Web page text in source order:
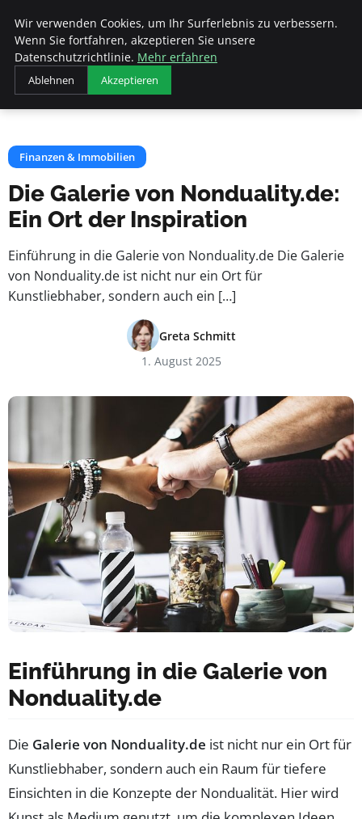
Veranstaltungen
Fds
Startseite
Finanzen & Immobilien
Die Galerie von Nonduality.de: Ein Ort der Inspiration
Finanzen & Immobilien
Die Galerie von Nonduality.de:
Ein Ort der Inspiration
Einführung in die Galerie von Nonduality.de Die Galerie
von Nonduality.de ist nicht nur ein Ort für
Kunstliebhaber, sondern auch ein […]
Greta Schmitt
1. August 2025
Einführung in die Galerie von
Nonduality.de
Die Galerie von Nonduality.de ist nicht nur ein Ort für
Kunstliebhaber, sondern auch ein Raum für tiefere
Einsichten in die Konzepte der Nondualität. Hier wird
Wir verwenden Cookies, um Ihr Surferlebnis zu verbessern.
Wenn Sie fortfahren, akzeptieren Sie unsere
Datenschutzrichtlinie. Mehr erfahren
Ablehnen Akzeptieren